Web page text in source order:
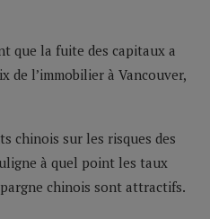
que la fuite des capitaux a
de l’immobilier à Vancouver,
chinois sur les risques des
à quel point les taux
chinois sont attractifs.